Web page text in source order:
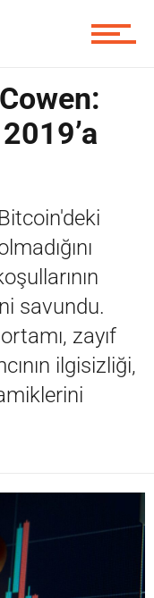
savundu.
zayıf
ilgisizliği,